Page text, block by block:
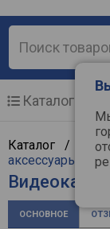
Каталог
Каталог / ТВ
аксессуары
/
ОСНОВНОЕ